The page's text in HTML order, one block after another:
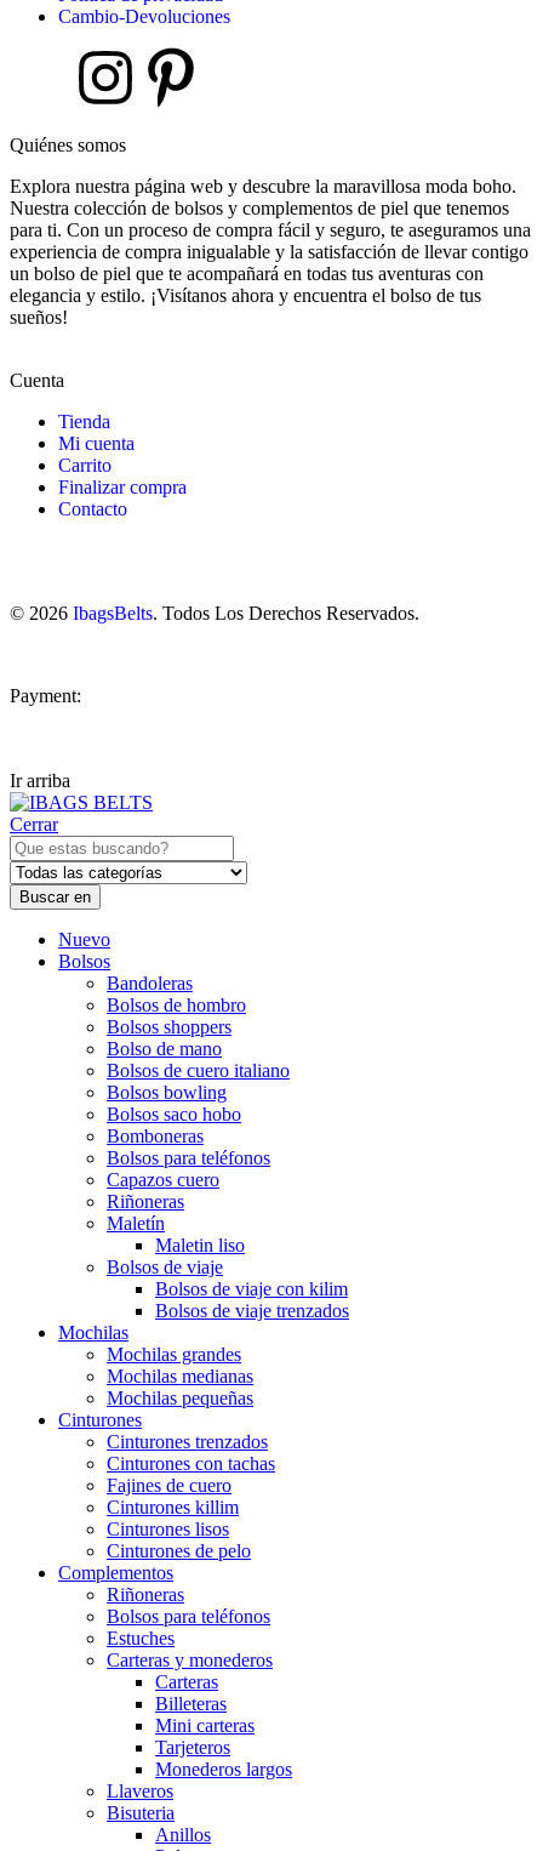
Cambio-Devoluciones
Quiénes somos
Explora nuestra página web y descubre la maravillosa moda boho.
Nuestra colección de bolsos y complementos de piel que tenemos
para ti. Con un proceso de compra fácil y seguro, te aseguramos una
experiencia de compra inigualable y la satisfacción de llevar contigo
un bolso de piel que te acompañará en todas tus aventuras con
elegancia y estilo. ¡Visítanos ahora y encuentra el bolso de tus
sueños!
Cuenta
Tienda
Mi cuenta
Carrito
Finalizar compra
Contacto
© 2026 IbagsBelts. Todos Los Derechos Reservados.
Payment:
Ir arriba
Cerrar
Buscar en
Nuevo
Bolsos
Bandoleras
Bolsos de hombro
Bolsos shoppers
Bolso de mano
Bolsos de cuero italiano
Bolsos bowling
Bolsos saco hobo
Bomboneras
Bolsos para teléfonos
Capazos cuero
Riñoneras
Maletín
Maletin liso
Bolsos de viaje
Bolsos de viaje con kilim
Bolsos de viaje trenzados
Mochilas
Mochilas grandes
Mochilas medianas
Mochilas pequeñas
Cinturones
Cinturones trenzados
Cinturones con tachas
Fajines de cuero
Cinturones killim
Cinturones lisos
Cinturones de pelo
Complementos
Riñoneras
Bolsos para teléfonos
Estuches
Carteras y monederos
Carteras
Billeteras
Mini carteras
Tarjeteros
Monederos largos
Llaveros
Bisuteria
Anillos